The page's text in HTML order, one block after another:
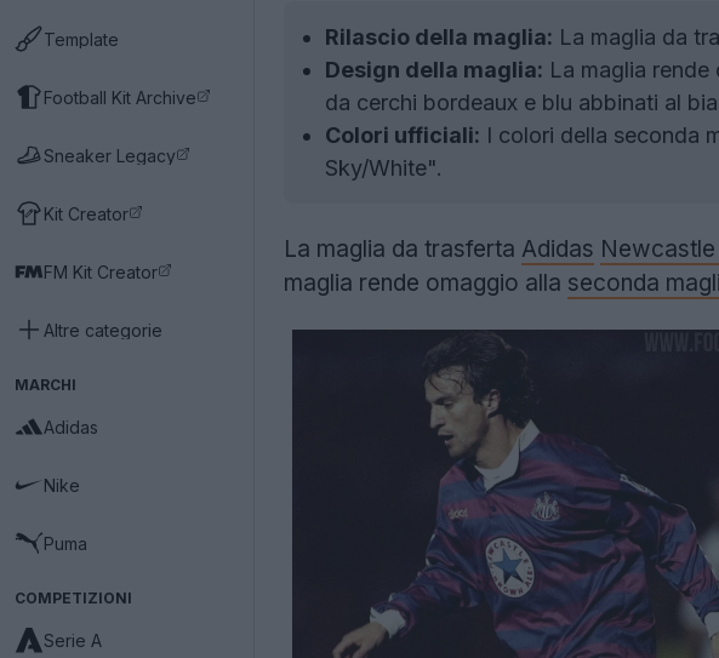
Template
Football Kit Archive
Sneaker Legacy
Kit Creator
FM Kit Creator
Altre categorie
MARCHI
Adidas
Nike
Puma
COMPETIZIONI
Serie A
Rilascio della maglia: La maglia da
Design della maglia: La maglia
da cerchi bordeaux e blu abbinati al
Colori ufficiali: I colori della seconda
Sky/White".
La maglia da trasferta Adidas Newcastle
maglia rende omaggio alla seconda